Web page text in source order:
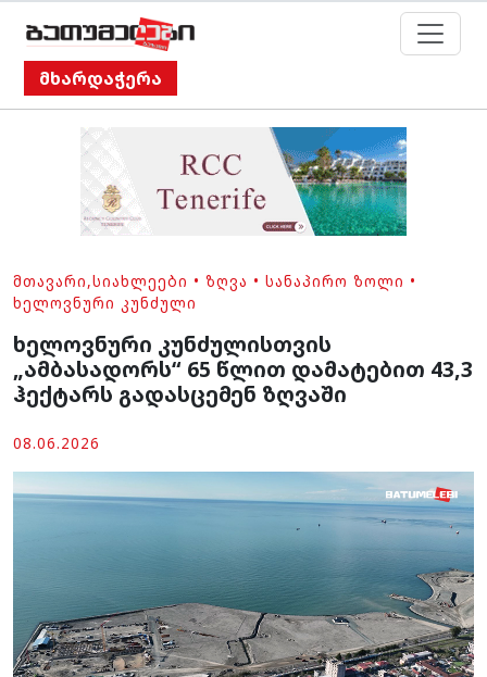
მხარდაჭერა
ᲛᲗᲐᲕᲐᲠᲘ,ᲡᲘᲐᲮᲚᲔᲔᲑᲘ • ᲖᲦᲕᲐ • ᲡᲐᲜᲐᲞᲘᲠᲝ ᲖᲝᲚᲘ •
ᲮᲔᲚᲝᲕᲜᲣᲠᲘ ᲙᲣᲜᲫᲣᲚᲘ
ხელოვნური კუნძულისთვის
„ამბასადორს“ 65 წლით დამატებით 43,3
ჰექტარს გადასცემენ ზღვაში
08.06.2026